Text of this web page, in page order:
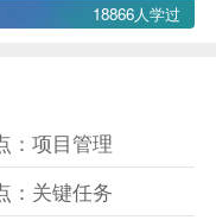
18866人学过
：项目管理
：关键任务